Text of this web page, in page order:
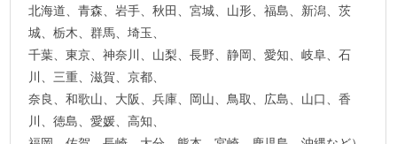
北海道、青森、岩手、秋田、宮城、山形、福島、新潟、茨
城、栃木、群馬、埼玉、
千葉、東京、神奈川、山梨、長野、静岡、愛知、岐阜、石
川、三重、滋賀、京都、
奈良、和歌山、大阪、兵庫、岡山、鳥取、広島、山口、香
川、徳島、愛媛、高知、